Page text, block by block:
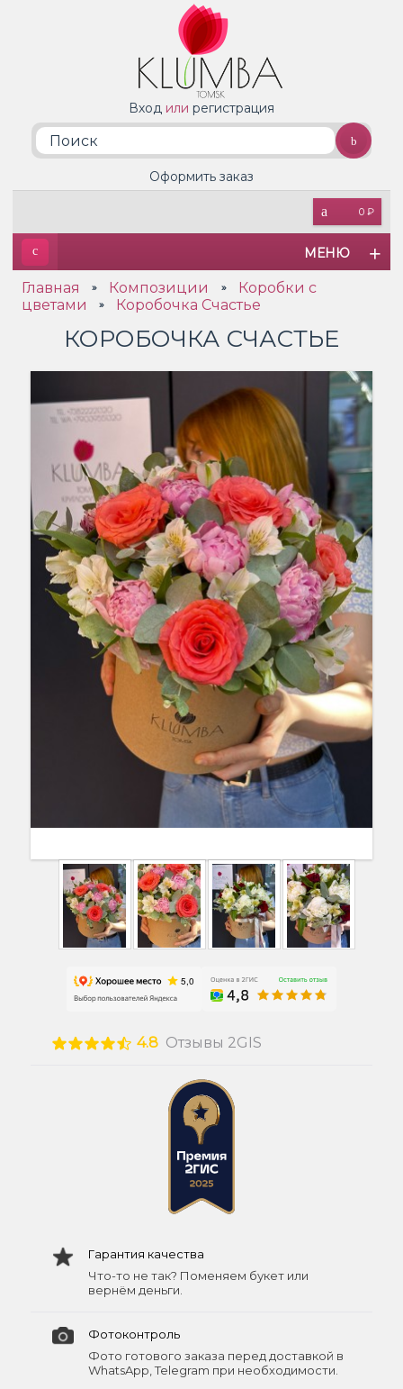
Вход или регистрация
0 ₽
Оформить заказ
МЕНЮ
Главная » Композиции »
Коробки с
цветами
» Коробочка Счастье
КОРОБОЧКА СЧАСТЬЕ
4.8 Отзывы 2GIS
Гарантия качества
Что-то не так? Поменяем букет или
вернём деньги.
Фотоконтроль
Фото готового заказа перед доставкой в
WhatsApp, Telegram при необходимости.